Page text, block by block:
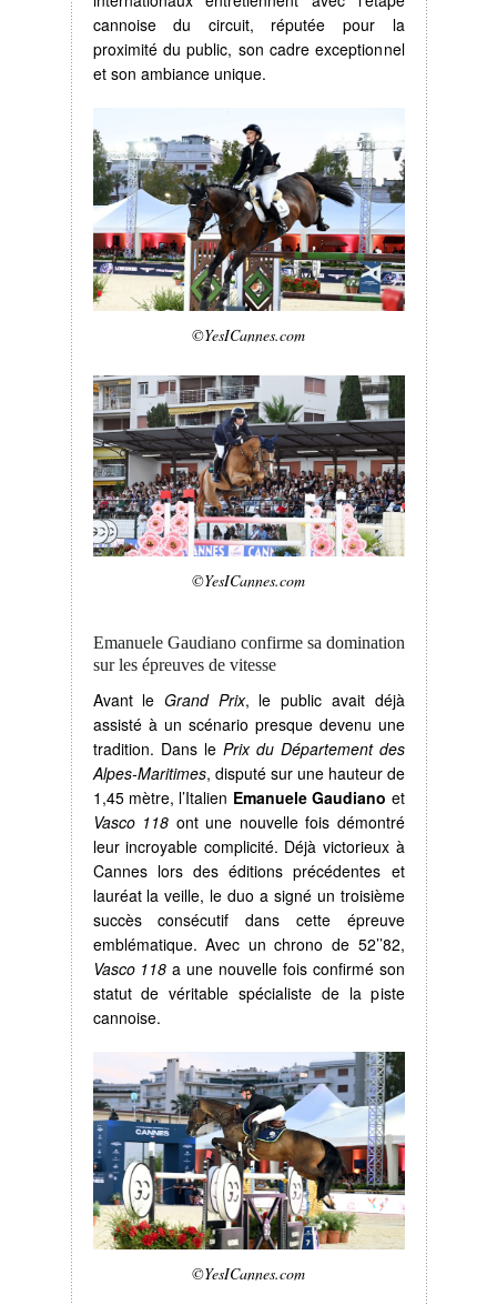
cannoise du circuit, réputée pour la
proximité du public, son cadre exceptionnel
et son ambiance unique.
©YesICannes.com
©YesICannes.com
Emanuele Gaudiano confirme sa domination
sur les épreuves de vitesse
Avant le Grand Prix, le public avait déjà
assisté à un scénario presque devenu une
tradition. Dans le Prix du Département des
Alpes-Maritimes, disputé sur une hauteur de
1,45 mètre, l’Italien Emanuele Gaudiano et
Vasco 118 ont une nouvelle fois démontré
leur incroyable complicité. Déjà victorieux à
Cannes lors des éditions précédentes et
lauréat la veille, le duo a signé un troisième
succès consécutif dans cette épreuve
emblématique. Avec un chrono de 52’’82,
Vasco 118 a une nouvelle fois confirmé son
statut de véritable spécialiste de la piste
cannoise.
©YesICannes.com